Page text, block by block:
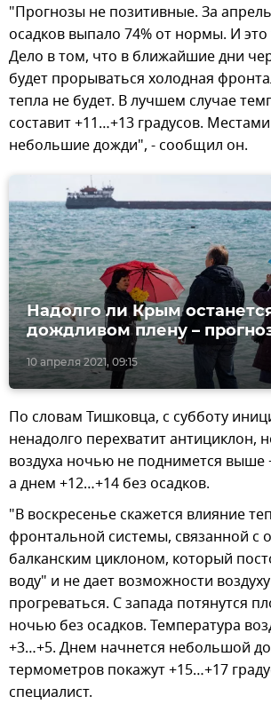
"Прогнозы не позитивные. За
осадков выпало 74% от нормы. И
Дело в том, что в ближайшие дни
будет прорываться холодная
тепла не будет. В лучшем случае
составит +11…+13 градусов.
небольшие дожди", - сообщил он.
10 апреля 2021, 09:15
Надолго ли Крым
дождливом плену –
По словам Тишковца, с субботу
ненадолго перехватит антициклон,
воздуха ночью не поднимется выше
а днем +12…+14 без осадков.
"В воскресенье скажется влияние
фронтальной системы, связанной с
балканским циклоном, который
воду" и не дает возможности
прогреваться. С запада потянутся
ночью без осадков. Температура
+3…+5. Днем начнется небольшой
термометров покажут +15…+17
специалист.